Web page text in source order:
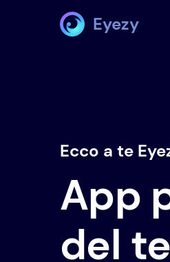
Eyezy
Ecco a te
App
del